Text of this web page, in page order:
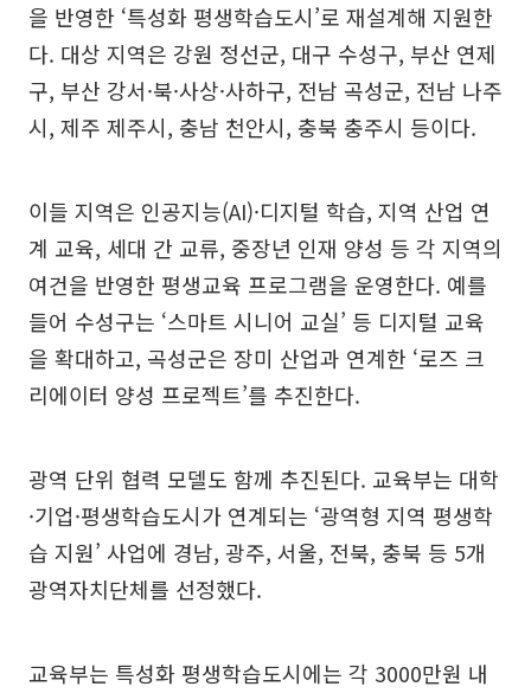
을 반영한 ‘특성화 평생학습도시’로 재설계해 지원한
다. 대상 지역은 강원 정선군, 대구 수성구, 부산 연제
구, 부산 강서·북·사상·사하구, 전남 곡성군, 전남 나주
시, 제주 제주시, 충남 천안시, 충북 충주시 등이다.
이들 지역은 인공지능(AI)·디지털 학습, 지역 산업 연
계 교육, 세대 간 교류, 중장년 인재 양성 등 각 지역의
여건을 반영한 평생교육 프로그램을 운영한다. 예를
들어 수성구는 ‘스마트 시니어 교실’ 등 디지털 교육
을 확대하고, 곡성군은 장미 산업과 연계한 ‘로즈 크
리에이터 양성 프로젝트’를 추진한다.
광역 단위 협력 모델도 함께 추진된다. 교육부는 대학
·기업·평생학습도시가 연계되는 ‘광역형 지역 평생학
습 지원’ 사업에 경남, 광주, 서울, 전북, 충북 등 5개
광역자치단체를 선정했다.
교육부는 특성화 평생학습도시에는 각 3000만원 내